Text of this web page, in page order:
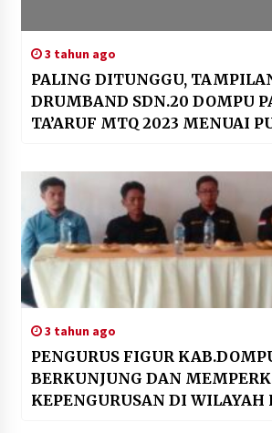
3 tahun ago
PALING DITUNGGU,
DRUMBAND SDN.20 DOMPU
TA’ARUF MTQ 2023 MENUAI
3 tahun ago
PENGURUS FIGUR
BERKUNJUNG DAN
KEPENGURUSAN DI WILAYAH